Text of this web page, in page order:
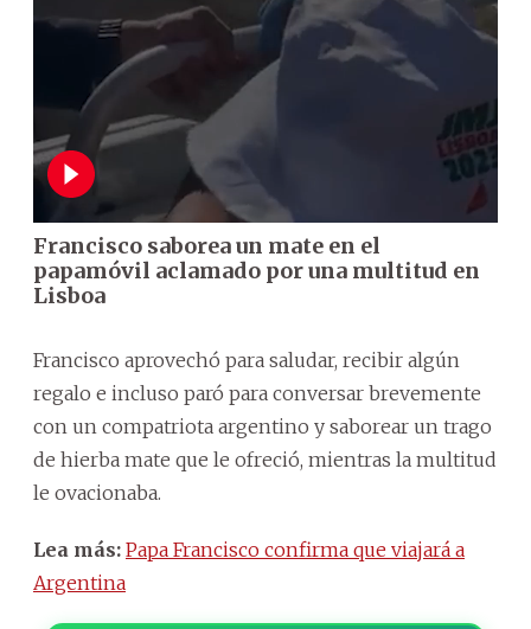
Francisco saborea un mate en el
papamóvil aclamado por una multitud en
Lisboa
Francisco aprovechó para saludar, recibir algún
regalo e incluso paró para conversar brevemente
con un compatriota argentino y saborear un trago
de hierba mate que le ofreció, mientras la multitud
le ovacionaba.
Lea más: Papa Francisco confirma que viajará a
Argentina